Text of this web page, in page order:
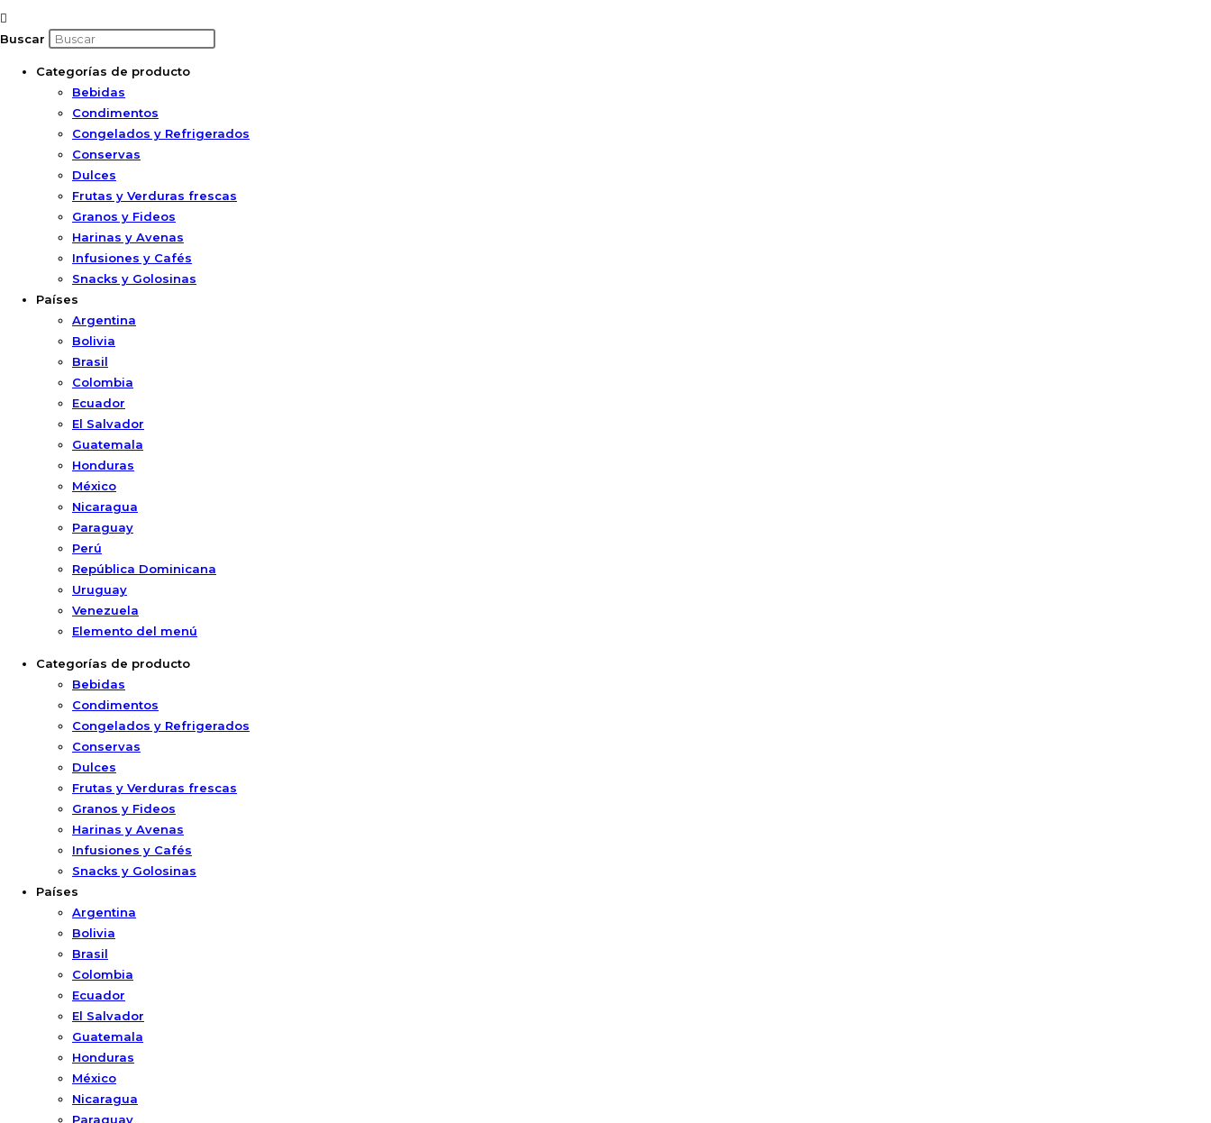
Buscar
Categorías de producto
Bebidas
Condimentos
Congelados y Refrigerados
Conservas
Dulces
Frutas y Verduras frescas
Granos y Fideos
Harinas y Avenas
Infusiones y Cafés
Snacks y Golosinas
Países
Argentina
Bolivia
Brasil
Colombia
Ecuador
El Salvador
Guatemala
Honduras
México
Nicaragua
Paraguay
Perú
República Dominicana
Uruguay
Venezuela
Elemento del menú
Categorías de producto
Bebidas
Condimentos
Congelados y Refrigerados
Conservas
Dulces
Frutas y Verduras frescas
Granos y Fideos
Harinas y Avenas
Infusiones y Cafés
Snacks y Golosinas
Países
Argentina
Bolivia
Brasil
Colombia
Ecuador
El Salvador
Guatemala
Honduras
México
Nicaragua
Paraguay